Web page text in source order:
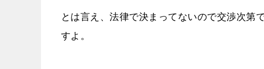
とは言え、法律で決まってないので交渉次第
すよ。